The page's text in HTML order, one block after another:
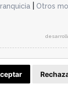
|
Otros